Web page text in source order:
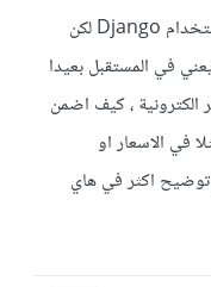
انا انتهيت لتو من تطوير متجر الكتروني بإستخدام Django لكن
في المستقبل بعيدا
الكترونية ، كيف اضمن
في الاسعار او
توضيح اكثر في هاي